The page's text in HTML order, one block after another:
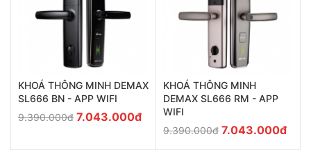
KHOÁ THÔNG MINH DEMAX
SL666 BN - APP WIFI
9.390.000đ 7.043.000đ
KHOÁ THÔNG MINH
DEMAX SL666 RM - APP
WIFI
9.390.000đ 7.043.000đ